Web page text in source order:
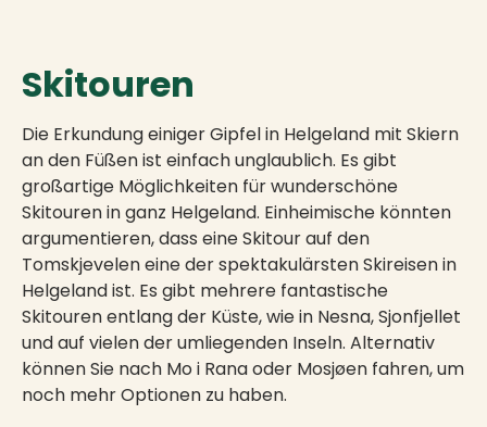
Skitouren
Die Erkundung einiger Gipfel in Helgeland mit Skiern
an den Füßen ist einfach unglaublich. Es gibt
großartige Möglichkeiten für wunderschöne
Skitouren in ganz Helgeland. Einheimische könnten
argumentieren, dass eine Skitour auf den
Tomskjevelen eine der spektakulärsten Skireisen in
Helgeland ist. Es gibt mehrere fantastische
Skitouren entlang der Küste, wie in Nesna, Sjonfjellet
und auf vielen der umliegenden Inseln. Alternativ
können Sie nach Mo i Rana oder Mosjøen fahren, um
noch mehr Optionen zu haben.